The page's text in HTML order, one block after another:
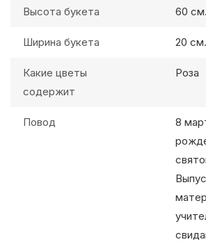
Высота букета 60 см.
Ширина букета 20 см.
Какие цветы
содержит
Роза
Повод
8